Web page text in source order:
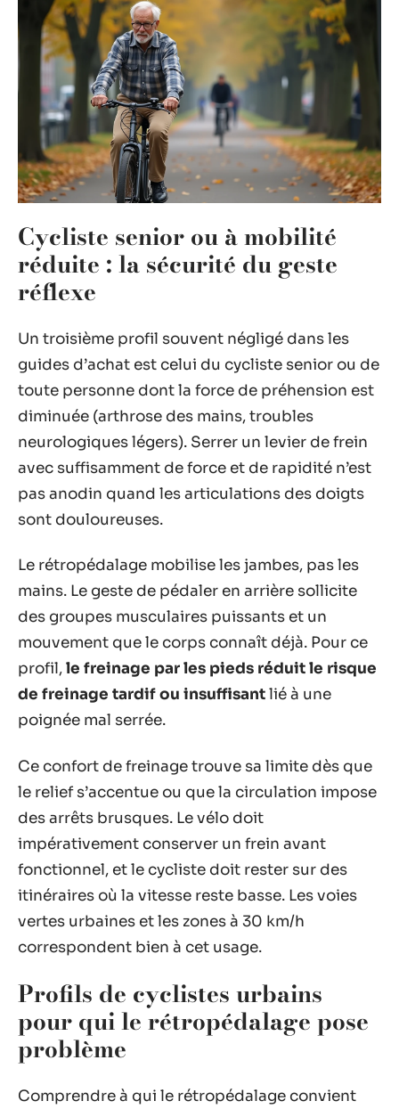
Cycliste senior ou à mobilité
réduite : la sécurité du geste
réflexe
Un troisième profil souvent négligé dans les
guides d’achat est celui du cycliste senior ou de
toute personne dont la force de préhension est
diminuée (arthrose des mains, troubles
neurologiques légers). Serrer un levier de frein
avec suffisamment de force et de rapidité n’est
pas anodin quand les articulations des doigts
sont douloureuses.
Le rétropédalage mobilise les jambes, pas les
mains. Le geste de pédaler en arrière sollicite
des groupes musculaires puissants et un
mouvement que le corps connaît déjà. Pour ce
profil,le freinage par les pieds réduit le risque
de freinage tardif ou insuffisantlié à une
poignée mal serrée.
Ce confort de freinage trouve sa limite dès que
le relief s’accentue ou que la circulation impose
des arrêts brusques. Le vélo doit
impérativement conserver un frein avant
fonctionnel, et le cycliste doit rester sur des
itinéraires où la vitesse reste basse. Les voies
vertes urbaines et les zones à 30 km/h
correspondent bien à cet usage.
Profils de cyclistes urbains
pour qui le rétropédalage pose
problème
Comprendre à qui le rétropédalage convient